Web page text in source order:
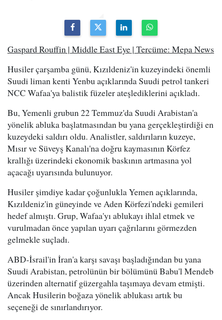
Gaspard Rouffin | Middle East Eye | Tercüme: Mepa News
Husiler çarşamba günü, Kızıldeniz'in kuzeyindeki önemli
Suudi liman kenti Yenbu açıklarında Suudi petrol tankeri
NCC Wafaa'ya balistik füzeler ateşlediklerini açıkladı.
Bu, Yemenli grubun 22 Temmuz'da Suudi Arabistan'a
yönelik abluka başlatmasından bu yana gerçekleştirdiği en
kuzeydeki saldırı oldu. Analistler, saldırıların kuzeye,
Mısır ve Süveyş Kanalı'na doğru kaymasının Körfez
krallığı üzerindeki ekonomik baskının artmasına yol
açacağı uyarısında bulunuyor.
Husiler şimdiye kadar çoğunlukla Yemen açıklarında,
Kızıldeniz'in güneyinde ve Aden Körfezi'ndeki gemileri
hedef almıştı. Grup, Wafaa'yı ablukayı ihlal etmek ve
vurulmadan önce yapılan uyarı çağrılarını görmezden
gelmekle suçladı.
ABD-İsrail'in İran'a karşı savaşı başladığından bu yana
Suudi Arabistan, petrolünün bir bölümünü Babu'l Mendeb
üzerinden alternatif güzergahla taşımaya devam etmişti.
Ancak Husilerin boğaza yönelik ablukası artık bu
seçeneği de sınırlandırıyor.